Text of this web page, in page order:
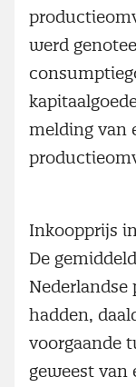
werd
melding van
Inkoopprijs
De
hadden,
voorgaande
geweest van